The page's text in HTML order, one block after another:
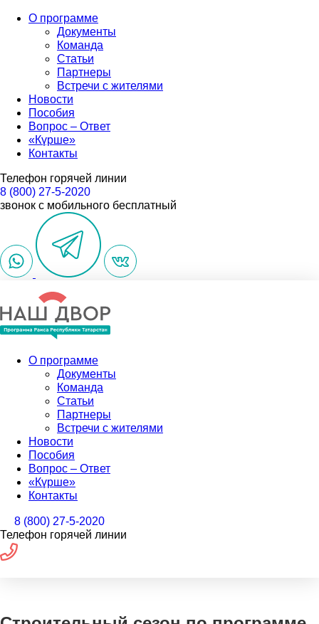
О программе
Документы
Команда
Статьи
Партнеры
Встречи с жителями
Новости
Пособия
Вопрос – Ответ
«Күрше»
Контакты
Телефон горячей линии
8 (800) 27-5-2020
звонок с мобильного бесплатный
О программе
Документы
Команда
Статьи
Партнеры
Встречи с жителями
Новости
Пособия
Вопрос – Ответ
«Күрше»
Контакты
8 (800) 27-5-2020
Телефон горячей линии